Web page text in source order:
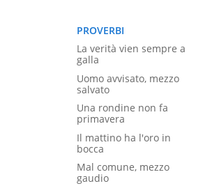
PROVERBI
La verità vien sempre a
galla
Uomo avvisato, mezzo
salvato
Una rondine non fa
primavera
Il mattino ha l'oro in
bocca
Mal comune, mezzo
gaudio